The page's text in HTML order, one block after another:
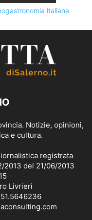
Notizie, opinioni,
e cultura.
registrata
2013 del 21/06/2013
Livrieri